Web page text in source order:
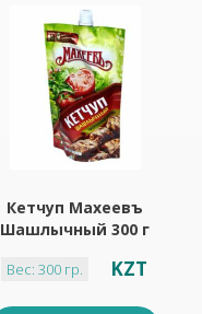
Кетчуп Махеевъ
Шашлычный 300 г
Вес: 300 гр. KZT